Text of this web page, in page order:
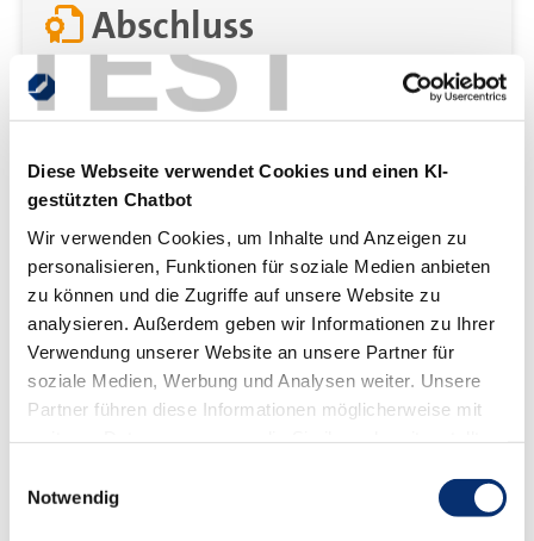
TEST
Diese Webseite verwendet Cookies und einen KI-
gestützten Chatbot
Wir verwenden Cookies, um Inhalte und Anzeigen zu
personalisieren, Funktionen für soziale Medien anbieten
zu können und die Zugriffe auf unsere Website zu
analysieren. Außerdem geben wir Informationen zu Ihrer
Verwendung unserer Website an unsere Partner für
soziale Medien, Werbung und Analysen weiter. Unsere
Partner führen diese Informationen möglicherweise mit
gesammelt haben.
Notwendig
Abschluss
Nach der Teilnahme am Tagesseminar erhältst du eine
Teilnahmebescheinigung.
Vorteile
Entwickle dich persönlich weiter!
Weiterbildungen unterstützen dich in der
persönlichen Entwicklung. Dein Selbstbewusstsein
wird gestärkt, deine Anpassungsfähigkeit gefördert
und neue Perspektiven sowie Kenntnisse vermittelt.
Mit einer Weiterbildung ebnest du deinen Weg zu